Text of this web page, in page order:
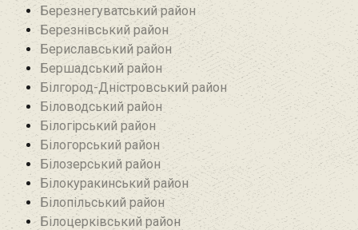
Березнегуватський район‎
Березнівський район‎
Бериславський район
Бершадський район
Білгород-Дністровський район
Біловодський район‎
Білогірський район
Білогорський район
Білозерський район
Білокуракинський район‎
Білопільський район
Білоцерківський район